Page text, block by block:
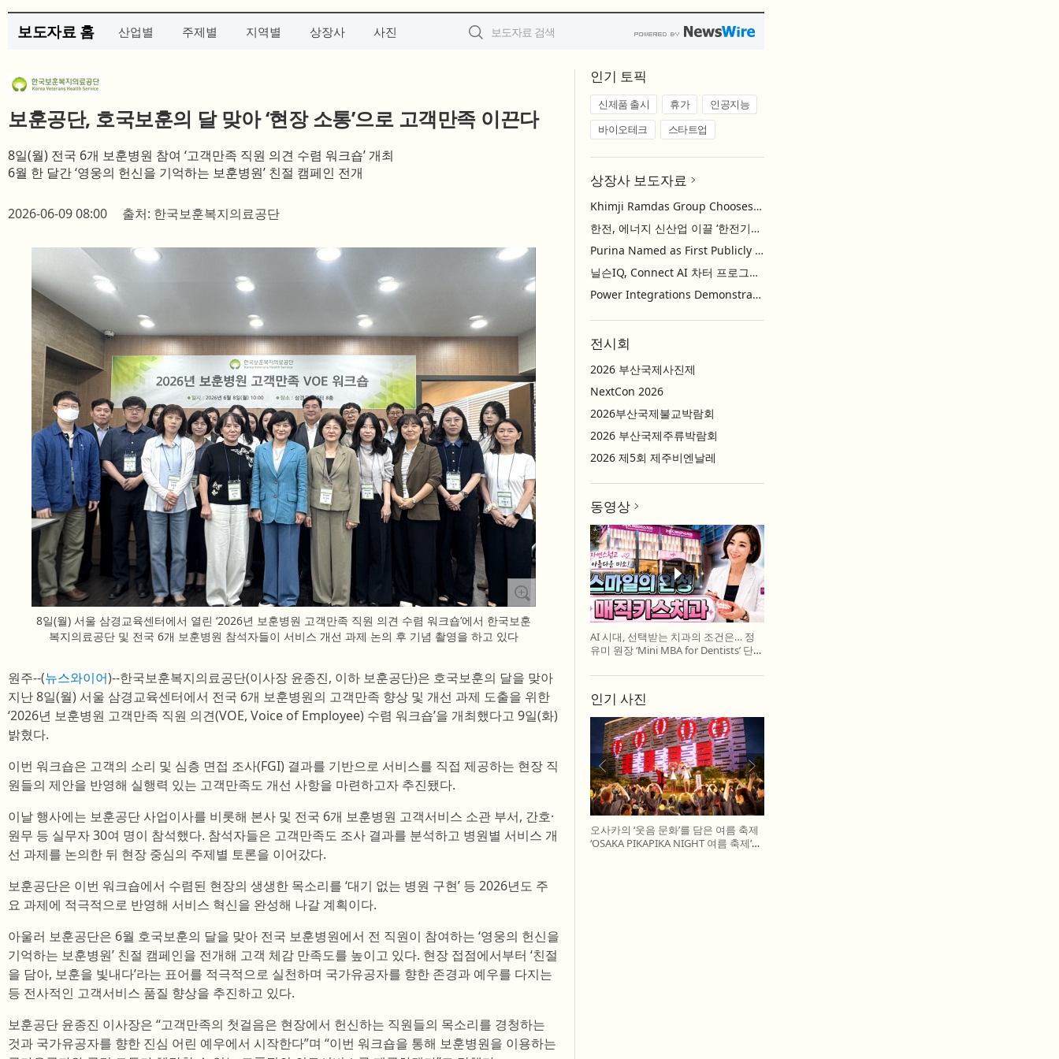
보도자료 홈 산업별 주제별 지역별 상장사 사진
보훈공단, 호국보훈의 달 맞아 ‘현장 소통’으로 고객만족 이끈다
8일(월) 전국 6개 보훈병원 참여 ‘고객만족 직원 의견 수렴 워크숍’ 개최
6월 한 달간 ‘영웅의 헌신을 기억하는 보훈병원’ 친절 캠페인 전개
2026-06-09 08:00 출처: 한국보훈복지의료공단
8일(월) 서울 삼경교육센터에서 열린 ‘2026년 보훈병원 고객만족 직원 의견 수렴 워크숍’에서 한국보훈
복지의료공단 및 전국 6개 보훈병원 참석자들이 서비스 개선 과제 논의 후 기념 촬영을 하고 있다
원주--(뉴스와이어)--한국보훈복지의료공단(이사장 윤종진, 이하 보훈공단)은 호국보훈의 달을 맞아
지난 8일(월) 서울 삼경교육센터에서 전국 6개 보훈병원의 고객만족 향상 및 개선 과제 도출을 위한
‘2026년 보훈병원 고객만족 직원 의견(VOE, Voice of Employee) 수렴 워크숍’을 개최했다고 9일(화)
밝혔다.
이번 워크숍은 고객의 소리 및 심층 면접 조사(FGI) 결과를 기반으로 서비스를 직접 제공하는 현장 직
원들의 제안을 반영해 실행력 있는 고객만족도 개선 사항을 마련하고자 추진됐다.
이날 행사에는 보훈공단 사업이사를 비롯해 본사 및 전국 6개 보훈병원 고객서비스 소관 부서, 간호·
원무 등 실무자 30여 명이 참석했다. 참석자들은 고객만족도 조사 결과를 분석하고 병원별 서비스 개
선 과제를 논의한 뒤 현장 중심의 주제별 토론을 이어갔다.
보훈공단은 이번 워크숍에서 수렴된 현장의 생생한 목소리를 ‘대기 없는 병원 구현’ 등 2026년도 주
요 과제에 적극적으로 반영해 서비스 혁신을 완성해 나갈 계획이다.
아울러 보훈공단은 6월 호국보훈의 달을 맞아 전국 보훈병원에서 전 직원이 참여하는 ‘영웅의 헌신을
기억하는 보훈병원’ 친절 캠페인을 전개해 고객 체감 만족도를 높이고 있다. 현장 접점에서부터 ‘친절
을 담아, 보훈을 빛내다’라는 표어를 적극적으로 실천하며 국가유공자를 향한 존경과 예우를 다지는
등 전사적인 고객서비스 품질 향상을 추진하고 있다.
보훈공단 윤종진 이사장은 “고객만족의 첫걸음은 현장에서 헌신하는 직원들의 목소리를 경청하는
것과 국가유공자를 향한 진심 어린 예우에서 시작한다”며 “이번 워크숍을 통해 보훈병원을 이용하는
인기 토픽
신제품 출시 휴가
인공지능
바이오테크
스타트업
상장사 보도자료
Khimji Ramdas Group Chooses Rimini Street to Reduce SAP Support Costs, Protect 700+ Customizations and Reinvest Savings in Innovation
한전, 에너지 신산업 이끌 ‘한전기술지주’ 공식 출범
Purina Named as First Publicly Announced NIQ ConnectAI Charter Client
닐슨IQ, Connect AI 차터 프로그램 최초 고객사 ‘퓨리나’ 선정
Power Integrations Demonstrates World’s First 2200 V GaN Technology for Next-Era High-Voltage Power Systems
전시회
2026 부산국제사진제
NextCon 2026
2026부산국제불교박람회
2026 부산국제주류박람회
2026 제5회 제주비엔날레
동영상
AI 시대, 선택받는 치과의 조건은… 정
유미 원장 ‘Mini MBA for Dentists’ 단독
인기 사진
오사카의 ‘웃음 문화’를 담은 여름 축제
‘OSAKA PIKAPIKA NIGHT 여름 축제’